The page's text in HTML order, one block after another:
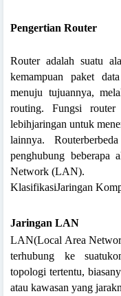
Pengertian Router
Router adalah suatu
kemampuan paket
menuju tujuannya,
routing. Fungsi router
lebihjaringan untuk
lainnya.
penghubung beberapa
Network (LAN).
KlasifikasiJaringan
Jaringan LAN
LAN(Local Area
terhubung ke
topologi tertentu,
atau kawasan yang